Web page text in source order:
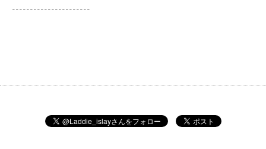
----------------------